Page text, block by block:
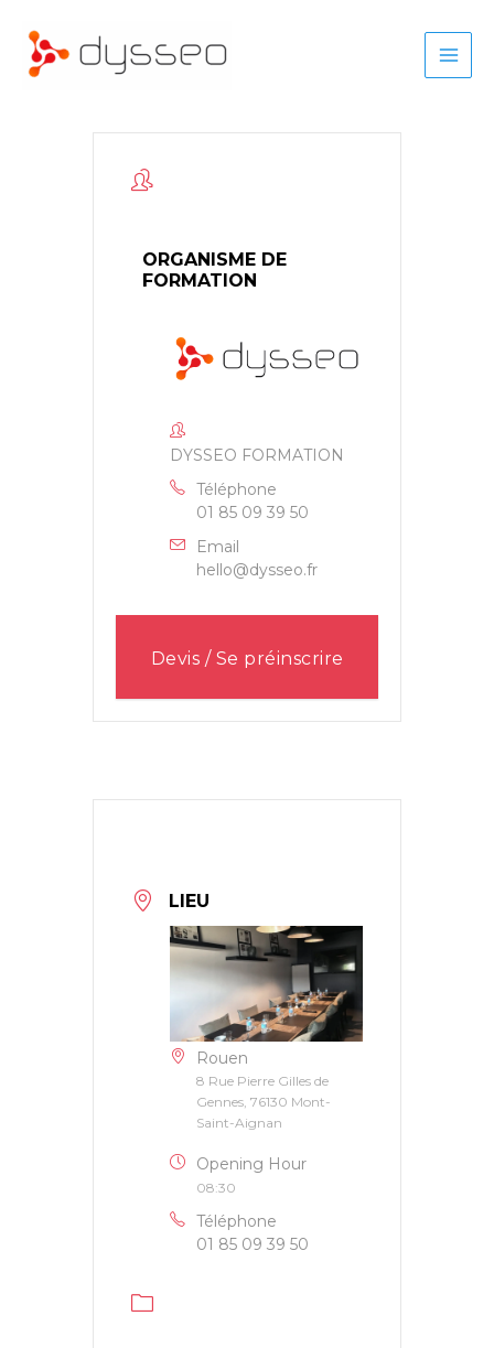
contenu
ORGANISME DE
FORMATION
DYSSEO FORMATION
Téléphone
01 85 09 39 50
Email
hello@dysseo.fr
Devis / Se préinscrire
LIEU
Rouen
8 Rue Pierre Gilles de
Gennes, 76130 Mont-
Saint-Aignan
Opening Hour
08:30
Téléphone
01 85 09 39 50